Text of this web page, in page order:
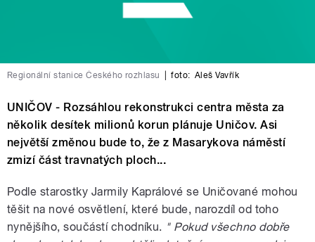
Regionální stanice Českého rozhlasu foto: Aleš Vavřík
UNIČOV - Rozsáhlou rekonstrukci centra města za
několik desítek milionů korun plánuje Uničov. Asi
největší změnou bude to, že z Masarykova náměstí
zmizí část travnatých ploch...
Podle starostky Jarmily Kaprálové se Uničované mohou
těšit na nové osvětlení, které bude, narozdíl od toho
nynějšího, součástí chodníku. " Pokud všechno dobře